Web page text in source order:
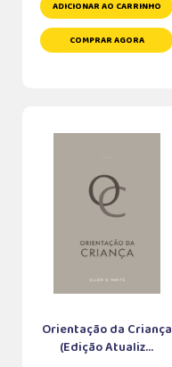
ADICIONAR AO CARRINHO
COMPRAR AGORA
Orientação da Criança
(Edição Atualiz...